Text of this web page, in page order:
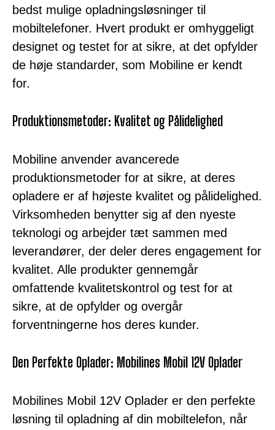
bedst mulige opladningsløsninger til
mobiltelefoner. Hvert produkt er omhyggeligt
designet og testet for at sikre, at det opfylder
de høje standarder, som Mobiline er kendt
for.
Produktionsmetoder: Kvalitet og Pålidelighed
Mobiline anvender avancerede
produktionsmetoder for at sikre, at deres
opladere er af højeste kvalitet og pålidelighed.
Virksomheden benytter sig af den nyeste
teknologi og arbejder tæt sammen med
leverandører, der deler deres engagement for
kvalitet. Alle produkter gennemgår
omfattende kvalitetskontrol og test for at
sikre, at de opfylder og overgår
forventningerne hos deres kunder.
Den Perfekte Oplader: Mobilines Mobil 12V Oplader
Mobilines Mobil 12V Oplader er den perfekte
løsning til opladning af din mobiltelefon, når